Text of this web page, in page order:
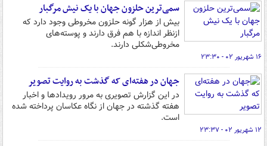
سمی‌ترین حلزون جهان با یک نیش مرگبار
بیش از هزار گونه حلزون مخروطی وجود دارد که
ازنظر اندازه با هم فرق دارند و پوسته‌های
مخروطی‌شکلی دارند.
۱۶ شهریور ۰۲ - ۲۳:۳۰
جهان در هفته‌ای که گذشت به روایت تصویر
در این گزارش تصویری به مرور رویدادها و اخبار
هفته گذشته در جهان از نگاه عکاسان پرداخته شده
است.
۱۲ شهریور ۰۲ - ۲۳:۳۷